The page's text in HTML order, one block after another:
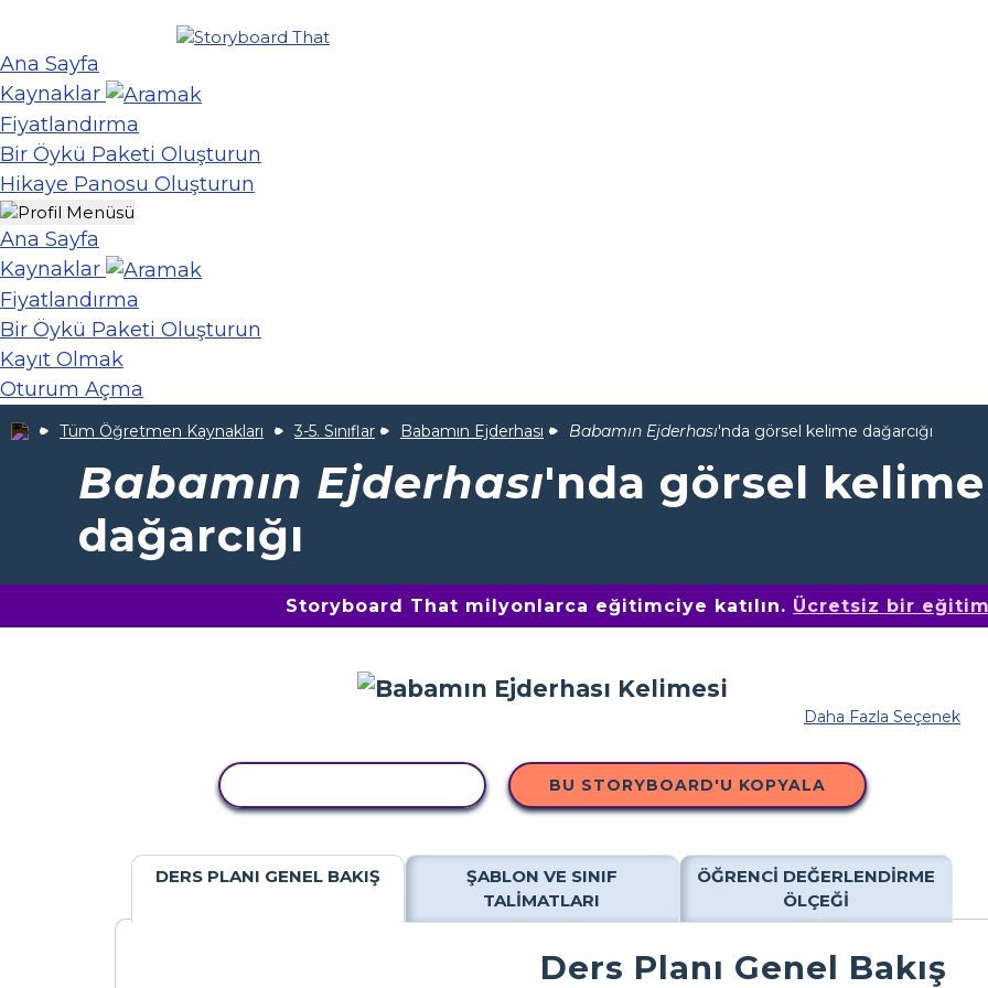
Ana Sayfa
Kaynaklar
Fiyatlandırma
Bir Öykü Paketi Oluşturun
Hikaye Panosu Oluşturun
Ana Sayfa
Kaynaklar
Fiyatlandırma
Bir Öykü Paketi Oluşturun
Kayıt Olmak
Oturum Açma
Tüm Öğretmen Kaynakları 3-5. Sınıflar Babamın Ejderhası Babamın Ejderhası'nda görsel kelime dağarcığı
Babamın Ejderhası'nda görsel kelime
dağarcığı
Storyboard That milyonlarca eğitimciye katılın. Ücretsiz bir
Daha Fazla Seçenek
BU STORYBOARD'U KOPYALA
DERS PLANI GENEL BAKIŞ
ŞABLON VE SINIF
TALIMATLARI
ÖĞRENCI DEĞERLENDIRME
ÖLÇEĞI
Ders Planı Genel Bakış